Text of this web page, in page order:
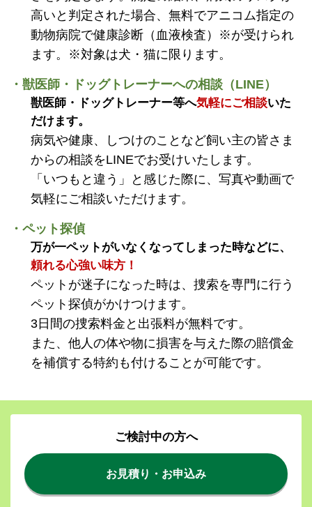
高いと判定された場合、無料でアニコム指定の
動物病院で健康診断（血液検査）※が受けられ
ます。※対象は犬・猫に限ります。
・獣医師・ドッグトレーナーへの相談（LINE）
獣医師・ドッグトレーナー等へ気軽にご相談いた
だけます。
病気や健康、しつけのことなど飼い主の皆さま
からの相談をLINEでお受けいたします。
「いつもと違う」と感じた際に、写真や動画で
気軽にご相談いただけます。
・ペット探偵
万が一ペットがいなくなってしまった時などに、
頼れる心強い味方！
ペットが迷子になった時は、捜索を専門に行う
ペット探偵がかけつけます。
3日間の捜索料金と出張料が無料です。
また、他人の体や物に損害を与えた際の賠償金
を補償する特約も付けることが可能です。
ご検討中の方へ
お見積り・お申込み